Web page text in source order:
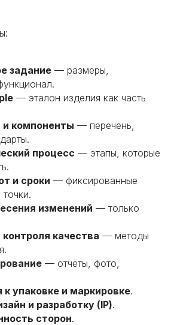
задание — размеры,
— эталон изделия как часть
компоненты — перечень,
процесс — этапы, которые
и сроки — фиксированные
изменений — только
качества — методы
— отчёты, фото,
к упаковке и маркировке.
и разработку (IP).
сторон.
производителей
Проведем
выгодные
пакет
сейчас.